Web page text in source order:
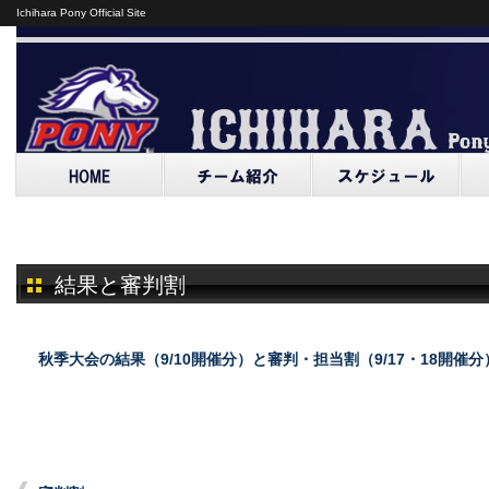
Ichihara Pony Official Site
結果と審判割
秋季大会の結果（9/10開催分）と審判・担当割（9/17・18開催分